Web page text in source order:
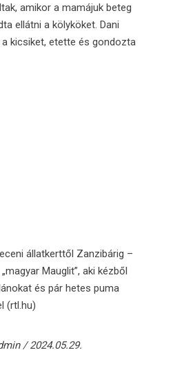
amikor a mamájuk beteg
ellátni a kölyköket. Dani
kicsiket, etette és gondozta
állatkerttől Zanzibárig –
Mauglit”, aki kézből
és pár hetes puma
(rtl.hu)
2024.05.29.